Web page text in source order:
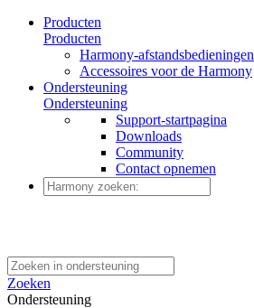
Producten
Producten
Harmony-afstandsbedieningen
Accessoires voor de Harmony
Ondersteuning
Ondersteuning
Support-startpagina
Downloads
Community
Contact opnemen
Zoeken
Ondersteuning